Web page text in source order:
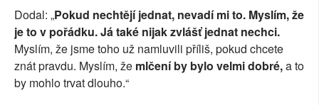
Dodal: „Pokud nechtějí jednat, nevadí mi to. Myslím, že
je to v pořádku. Já také nijak zvlášť jednat nechci.
Myslím, že jsme toho už namluvili příliš, pokud chcete
znát pravdu. Myslím, že mlčení by bylo velmi dobré,a to
by mohlo trvat dlouho.“